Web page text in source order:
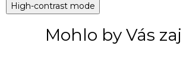
High-contrast mode
Mohlo by Vás